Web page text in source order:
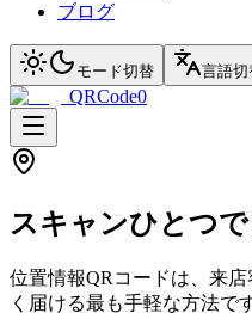
ブログ
モード切替 言語切
QRCode0
スキャンひとつ
位置情報QRコードは、来
く届ける最も手軽な方法で